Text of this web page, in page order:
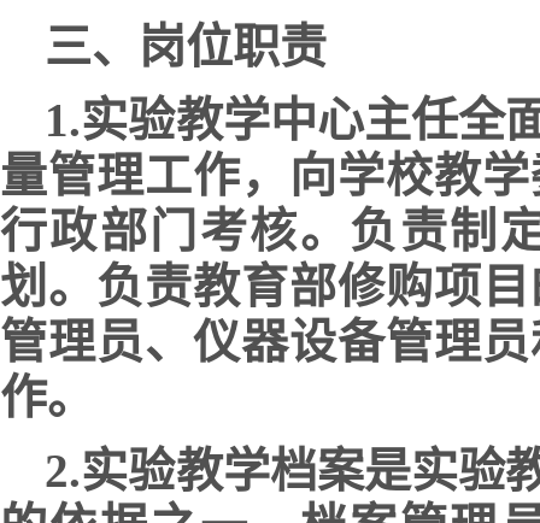
三、岗位职责
1.实验教学中心主任全
量管理工作，向学校教
行政部门考核。负责制
划。负责教育部修购项
管理员、仪器设备管理
作。
2.实验教学档案是实验